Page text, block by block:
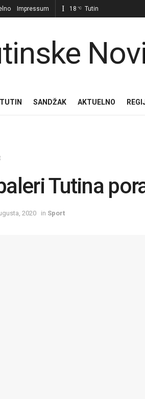
Impressum 18 °C Tutin
TUTIN SANDŽAK AKTUELNO
Tutina
2020 in Sport